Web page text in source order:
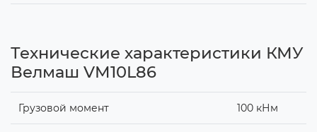
Технические характеристики КМУ
Велмаш VM10L86
Грузовой момент 100 кНм